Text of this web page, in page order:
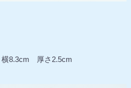
8.3cm 厚さ2.5cm